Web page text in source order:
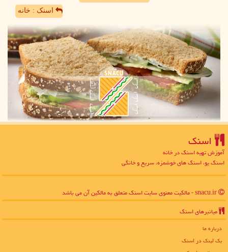
اسنک : خانه
اسنك
آموزش تهیه اسنک در خانه
اسنک یو، اسنک های خوشمزه، سریع و خانگی
میانبرهای اسنك
درباره ما
بک لینک در اسنك